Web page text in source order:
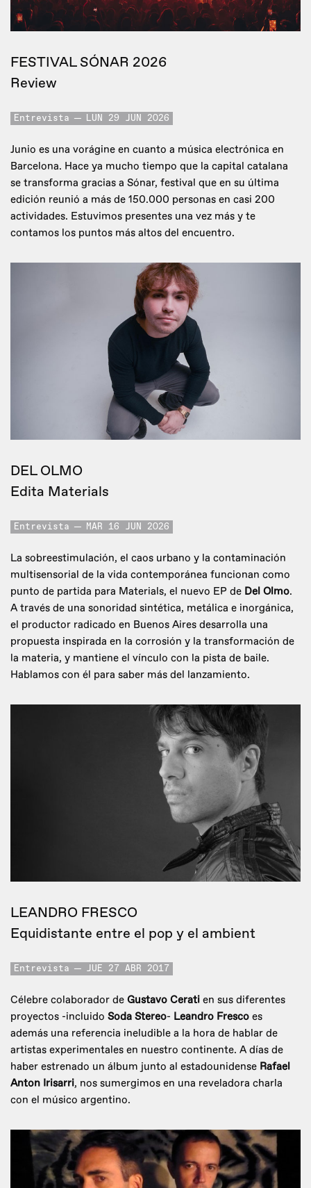
FESTIVAL SÓNAR 2026
Review
Entrevista LUN 29 JUN 2026
Junio es una vorágine en cuanto a música electrónica en
Barcelona. Hace ya mucho tiempo que la capital catalana
se transforma gracias a Sónar, festival que en su última
edición reunió a más de 150.000 personas en casi 200
actividades. Estuvimos presentes una vez más y te
contamos los puntos más altos del encuentro.
DEL OLMO
Edita Materials
Entrevista MAR 16 JUN 2026
La sobreestimulación, el caos urbano y la contaminación
multisensorial de la vida contemporánea funcionan como
punto de partida para Materials, el nuevo EP de Del Olmo.
A través de una sonoridad sintética, metálica e inorgánica,
el productor radicado en Buenos Aires desarrolla una
propuesta inspirada en la corrosión y la transformación de
la materia, y mantiene el vínculo con la pista de baile.
Hablamos con él para saber más del lanzamiento.
LEANDRO FRESCO
Equidistante entre el pop y el ambient
Entrevista JUE 27 ABR 2017
Célebre colaborador de Gustavo Cerati en sus diferentes
proyectos -incluido Soda Stereo- Leandro Fresco es
además una referencia ineludible a la hora de hablar de
artistas experimentales en nuestro continente. A días de
haber estrenado un álbum junto al estadounidense Rafael
Anton Irisarri, nos sumergimos en una reveladora charla
con el músico argentino.